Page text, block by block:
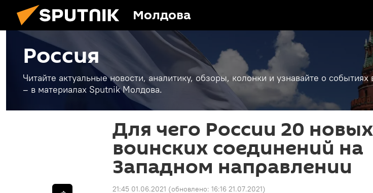
Молдова
Россия
Читайте актуальные новости, аналитику, обзоры, колонки и узнавайте о событиях
– в материалах Sputnik Молдова.
Для чего России 20 новых
воинских соединений на
Западном направлении
21:45 01.06.2021 (обновлено: 16:16 21.07.2021)